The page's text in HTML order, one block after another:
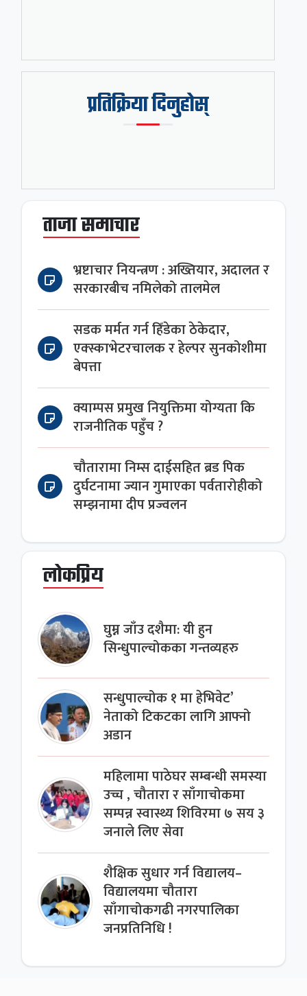
प्रतिक्रिया दिनुहोस्
ताजा समाचार
भ्रष्टाचार नियन्त्रण : अख्तियार, अदालत र
सरकारबीच नमिलेको तालमेल
सडक मर्मत गर्न हिँडेका ठेकेदार,
एक्स्काभेटरचालक र हेल्पर सुनकोशीमा
बेपत्ता
क्याम्पस प्रमुख नियुक्तिमा योग्यता कि
राजनीतिक पहुँच ?
चौतारामा निम्स दाईसहित ब्रड पिक
दुर्घटनामा ज्यान गुमाएका पर्वतारोहीको
सम्झनामा दीप प्रज्वलन
लोकप्रिय
घुम्न जाँउ दशैमा: यी हुन
सिन्धुपाल्चोकका गन्तव्यहरु
सन्धुपाल्चोक १ मा हेभिवेट’
नेताको टिकटका लागि आफ्नो
अडान
महिलामा पाठेघर सम्बन्धी समस्या
उच्च , चौतारा र साँगाचोकमा
सम्पन्न स्वास्थ्य शिविरमा ७ सय ३
जनाले लिए सेवा
शैक्षिक सुधार गर्न विद्यालय–
विद्यालयमा चौतारा
साँगाचोकगढी नगरपालिका
जनप्रतिनिधि !